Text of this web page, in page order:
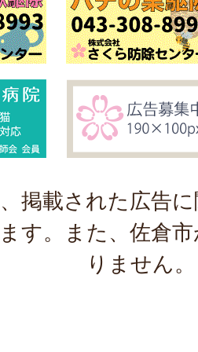
掲載された広告
す。また、佐倉
りません。